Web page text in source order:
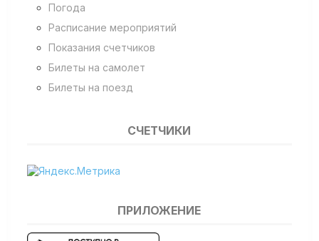
Погода
Расписание мероприятий
Показания счетчиков
Билеты на самолет
Билеты на поезд
СЧЕТЧИКИ
ПРИЛОЖЕНИЕ